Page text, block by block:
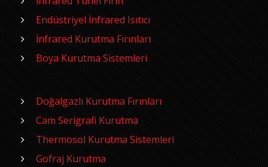
Endüstriyel İnfrared Isıtıcı
İnfrared Kurutma Fırınları
Boya Kurutma Sistemleri
Doğalgazlı Kurutma Fırınları
Cam Serigrafi Kurutma
Thermosol Kurutma Sistemleri
Gofraj Kurutma